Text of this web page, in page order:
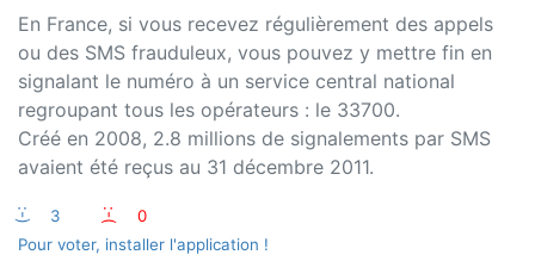
En France, si vous recevez régulièrement des appels
ou des SMS frauduleux, vous pouvez y mettre fin en
signalant le numéro à un service central national
regroupant tous les opérateurs : le 33700.
Créé en 2008, 2.8 millions de signalements par SMS
avaient été reçus au 31 décembre 2011.
:-) 3 :-(
0
Pour voter, installer l'application !